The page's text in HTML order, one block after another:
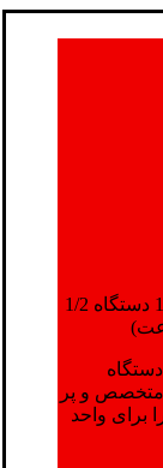
3 دستگاه بچینگ لیپهر(2دستگاه 1متری و 1 دستگاه 1/2
پرسنل متخصص و پر
برای واحد